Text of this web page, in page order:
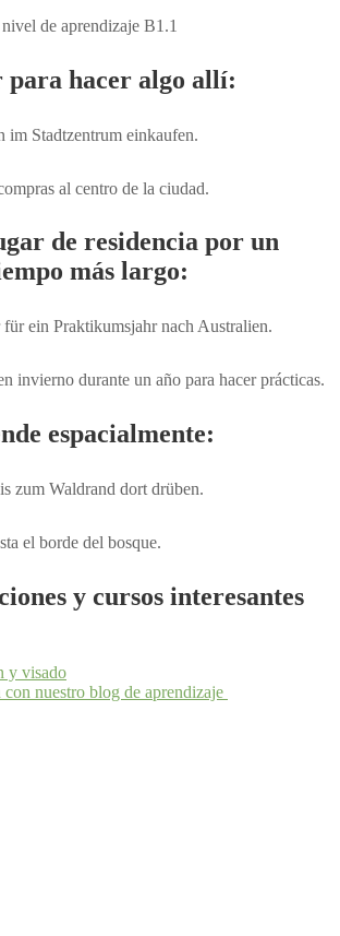
de aprendizaje B1.1
hacer algo allí:
im Stadtzentrum einkaufen.
al centro de la ciudad.
de residencia por un
más largo:
ein Praktikumsjahr nach Australien.
invierno durante un año para hacer prácticas.
espacialmente:
zum Waldrand dort drüben.
el borde del bosque.
y cursos interesantes
y visado
nuestro blog de aprendizaje